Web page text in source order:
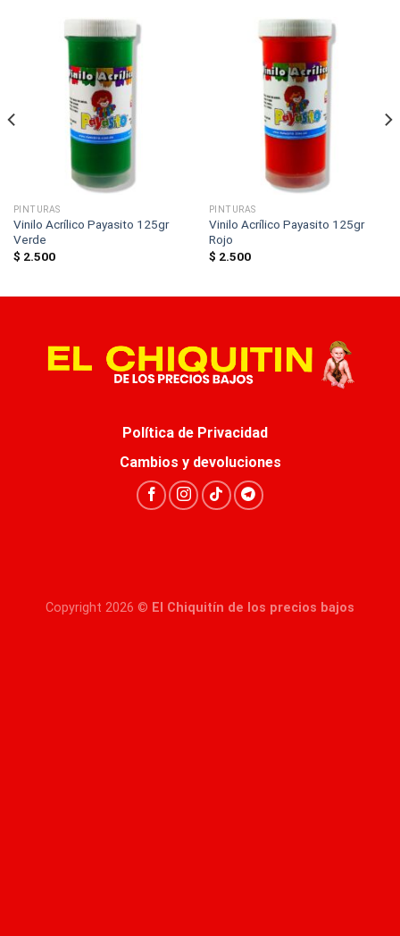
PINTURAS
Vinilo Acrílico Payasito 125gr
Verde
$ 2.500
PINTURAS
Vinilo Acrílico Payasito 125gr
Rojo
$ 2.500
Política de Privacidad
Cambios y devoluciones
Copyright 2026 © El Chiquitín de los precios bajos